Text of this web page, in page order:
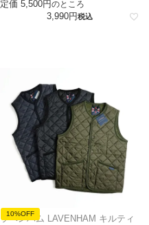
定価 5,500 のところ
3,990 税込
10%OFF
ラベンハム LAVENHAM キルティ